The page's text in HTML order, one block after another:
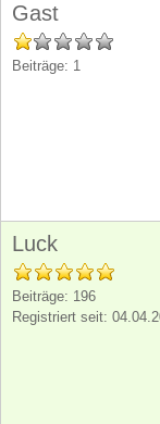
Gast
Beiträge: 1
Luck
Beiträge: 196
Registriert seit: